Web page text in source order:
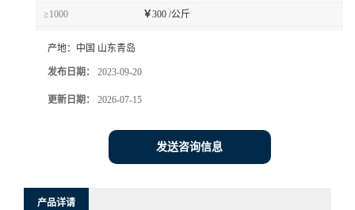
≥1000 ￥300 /公斤
产地： 中国 山东青岛
发布日期： 2023-09-20
更新日期： 2026-07-15
发送咨询信息
产品详请